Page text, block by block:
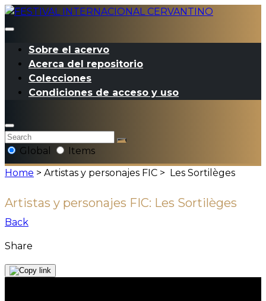
Sobre el acervo
Acerca del repositorio
Colecciones
Condiciones de acceso y uso
Global
Items
Home > Artistas y personajes FIC > Les Sortilèges
Artistas y personajes FIC: Les Sortilèges
Back
Share